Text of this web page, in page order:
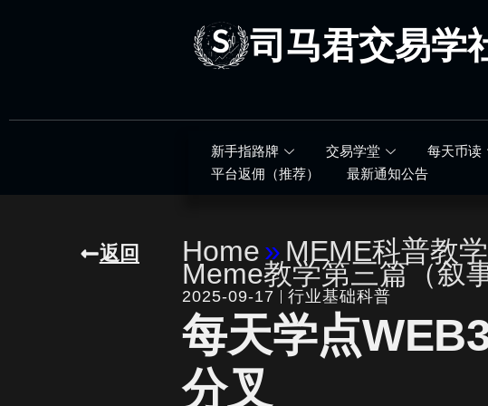
司马君交易学
新手指路牌 交易学堂 每天币读
平台返佣（推荐）
最新通知公告
返回 Home» MEME科普教学
Meme教学第三篇（叙
2025-09-17 行业基础科普
每天学点
分叉